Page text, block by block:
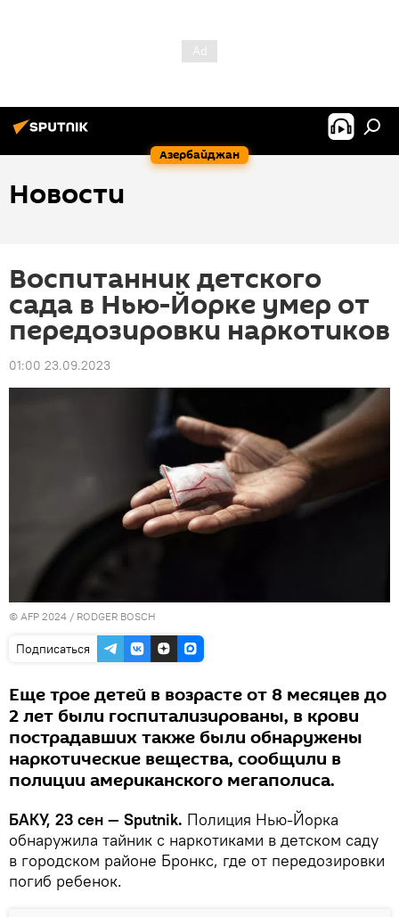
Азербайджан
Новости
Воспитанник детского
сада в Нью-Йорке умер от
передозировки наркотиков
01:00 23.09.2023
© AFP 2024 / RODGER BOSCH
Подписаться
Еще трое детей в возрасте от 8 месяцев до
2 лет были госпитализированы, в крови
пострадавших также были обнаружены
наркотические вещества, сообщили в
полиции американского мегаполиса.
БАКУ, 23 сен — Sputnik. Полиция Нью-Йорка
обнаружила тайник с наркотиками в детском саду
в городском районе Бронкс, где от передозировки
погиб ребенок.